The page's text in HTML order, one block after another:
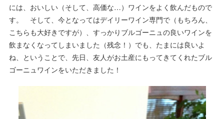
には、おいしい（そして、高価な…）ワインをよく飲んだもので
す。 そして、今となってはデイリーワイン専門で（もちろん、
こちらも大好きですが）、すっかりブルゴーニュの良いワインを
飲まなくなってしまいました（残念！）でも、たまには良いよ
ね、ということで、先日、友人がお土産にもってきてくれたブル
ゴーニュワインをいただきました！